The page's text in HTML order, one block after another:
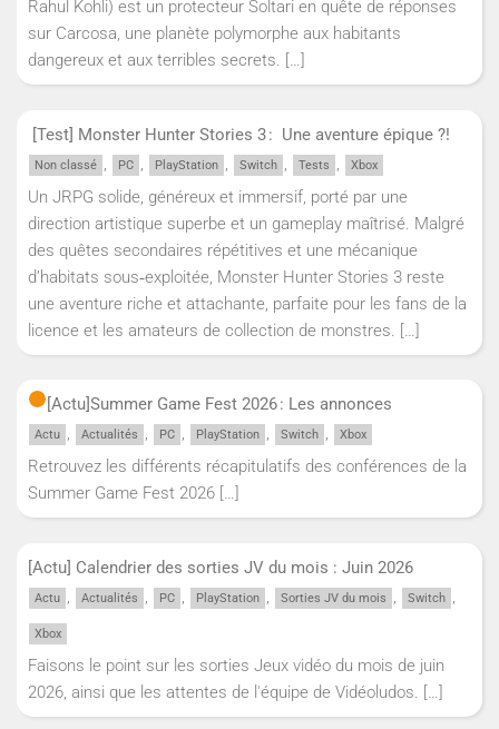
Rahul Kohli) est un protecteur Soltari en quête de réponses
sur Carcosa, une planète polymorphe aux habitants
dangereux et aux terribles secrets. […]
[Test] Monster Hunter Stories 3 : Une aventure épique ?!
Non classé , PC , PlayStation , Switch , Tests , Xbox
Un JRPG solide, généreux et immersif, porté par une
direction artistique superbe et un gameplay maîtrisé. Malgré
des quêtes secondaires répétitives et une mécanique
d’habitats sous‑exploitée, Monster Hunter Stories 3 reste
une aventure riche et attachante, parfaite pour les fans de la
licence et les amateurs de collection de monstres. […]
[Actu]Summer Game Fest 2026 : Les annonces
Actu , Actualités , PC , PlayStation , Switch , Xbox
Retrouvez les différents récapitulatifs des conférences de la
Summer Game Fest 2026 […]
[Actu] Calendrier des sorties JV du mois : Juin 2026
Actu , Actualités , PC , PlayStation , Sorties JV du mois , Switch ,
Xbox
Faisons le point sur les sorties Jeux vidéo du mois de juin
2026, ainsi que les attentes de l'équipe de Vidéoludos. […]